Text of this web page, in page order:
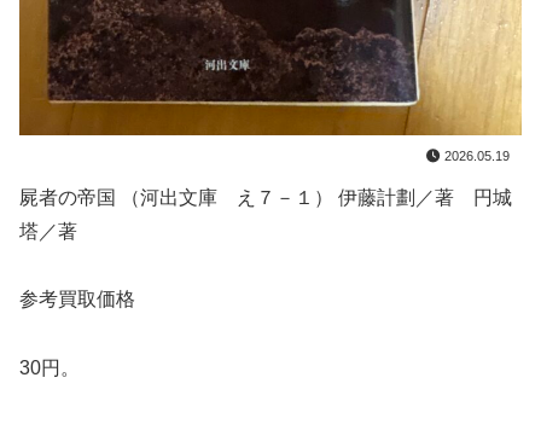
2026.05.19
屍者の帝国 （河出文庫 え７－１） 伊藤計劃／著 円城
塔／著
参考買取価格
30円。